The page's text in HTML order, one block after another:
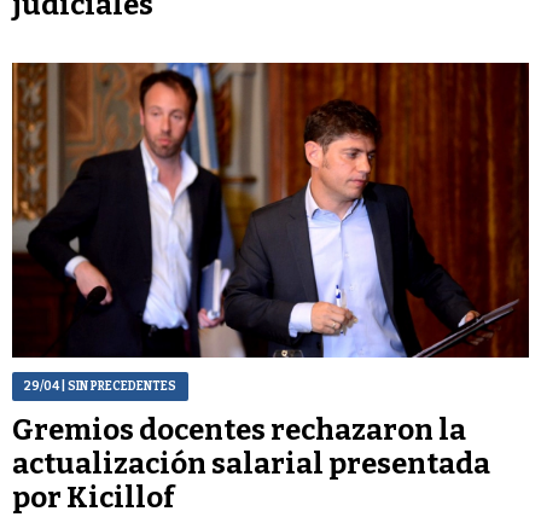
29/04| SIN PRECEDENTES
Gremios docentes rechazaron la
actualización salarial presentada
por Kicillof